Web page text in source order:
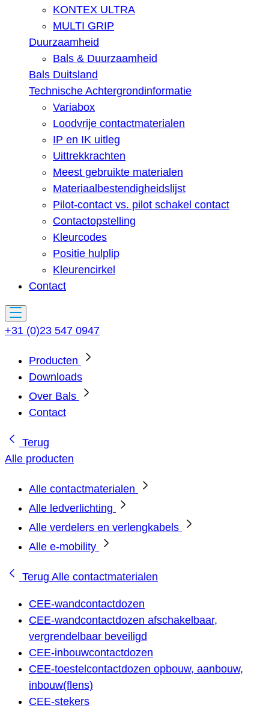
KONTEX ULTRA
MULTI GRIP
Duurzaamheid
Bals & Duurzaamheid
Bals Duitsland
Technische Achtergrondinformatie
Variabox
Loodvrije contactmaterialen
IP en IK uitleg
Uittrekkrachten
Meest gebruikte materialen
Materiaalbestendigheidslijst
Pilot-contact vs. pilot schakel contact
Contactopstelling
Kleurcodes
Positie hulplip
Kleurencirkel
Contact
+31 (0)23 547 0947
Producten
Downloads
Over Bals
Contact
Terug
Alle producten
Alle contactmaterialen
Alle ledverlichting
Alle verdelers en verlengkabels
Alle e-mobility
Terug Alle contactmaterialen
CEE-wandcontactdozen
CEE-wandcontactdozen afschakelbaar,
vergrendelbaar beveiligd
CEE-inbouwcontactdozen
CEE-toestelcontactdozen opbouw, aanbouw,
inbouw(flens)
CEE-stekers